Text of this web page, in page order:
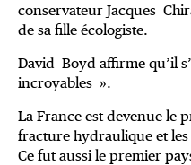
conservateur Jacques
de sa fille écologiste.
David Boyd affirme qu’il
incroyables ».
La France est devenue le
fracture hydraulique et les
Ce fut aussi le premier